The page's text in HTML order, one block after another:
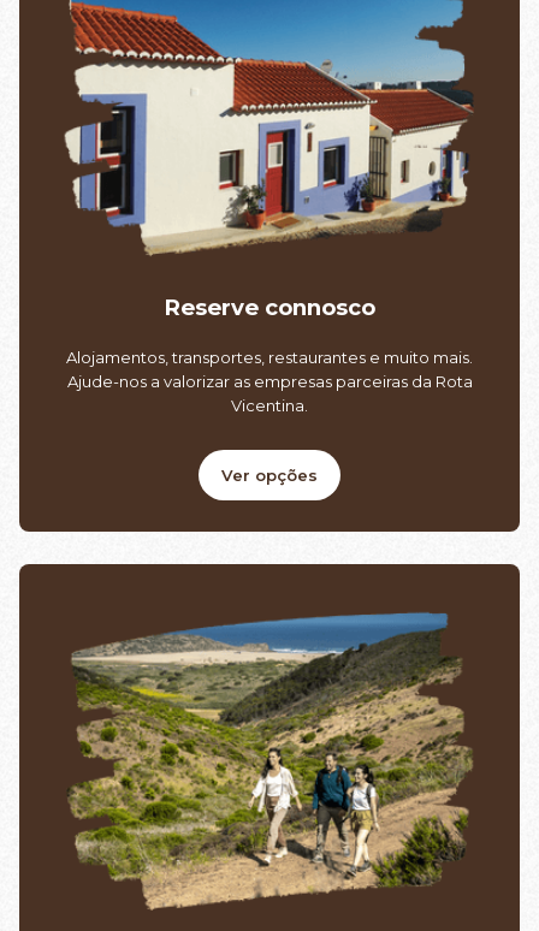
Reserve connosco
Alojamentos, transportes, restaurantes e muito mais.
Ajude-nos a valorizar as empresas parceiras da Rota
Vicentina.
Ver opções